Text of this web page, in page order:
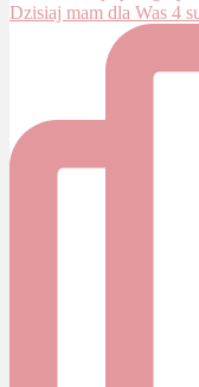
Dzisiaj mam dla Was 4